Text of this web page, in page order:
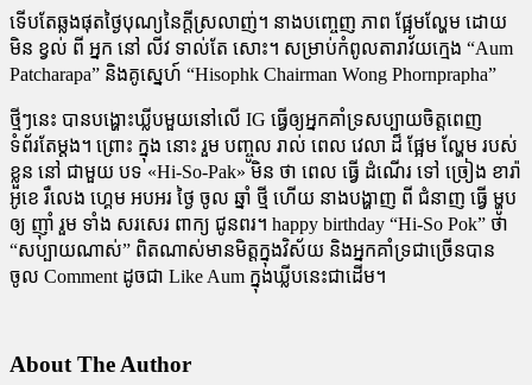
ទើបតែឆ្លងផុតថ្ងៃបុណ្យនៃក្តីស្រលាញ់។ នាងបញ្ចេញ ភាព ផ្អែមល្ហែម ដោយ
មិន ខ្វល់ ពី អ្នក នៅ លីវ ទាល់តែ សោះ។ សម្រាប់កំពូលតារាវ័យក្មេង “Aum
Patcharapa” និងគូស្នេហ៍ “Hisophk Chairman Wong Phornprapha”
ថ្មីៗនេះ បានបង្ហោះឃ្លីបមួយនៅលើ IG ធ្វើឲ្យអ្នកគាំទ្រសប្បាយចិត្តពេញ
ទំព័រតែម្ដង។ ព្រោះ ក្នុង នោះ រួម បញ្ចូល រាល់ ពេល វេលា ដ៏ ផ្អែម ល្ហែម របស់
ខ្លួន នៅ ជាមួយ បទ «Hi-So-Pak» មិន ថា ពេល ធ្វើ ដំណើរ ទៅ ច្រៀង ខារ៉ា
អូខេ រឺលេង ហ្គេម អបអរ ថ្ងៃ ចូល ឆ្នាំ ថ្មី ហើយ នាងបង្ហាញ ពី ជំនាញ ធ្វើ ម្ហូប
ឲ្យ ញ៉ាំ រួម ទាំង សរសេរ ពាក្យ ជូនពរ។ happy birthday “Hi-So Pok” ថា
“សប្បាយណាស់” ពិតណាស់មានមិត្តក្នុងវិស័យ និងអ្នកគាំទ្រជាច្រើនបាន
ចូល Comment ដូចជា Like Aum ក្នុងឃ្លីបនេះជាដើម។
About The Author